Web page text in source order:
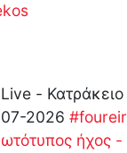
- Κατράκειο
07-2026
ήχος -